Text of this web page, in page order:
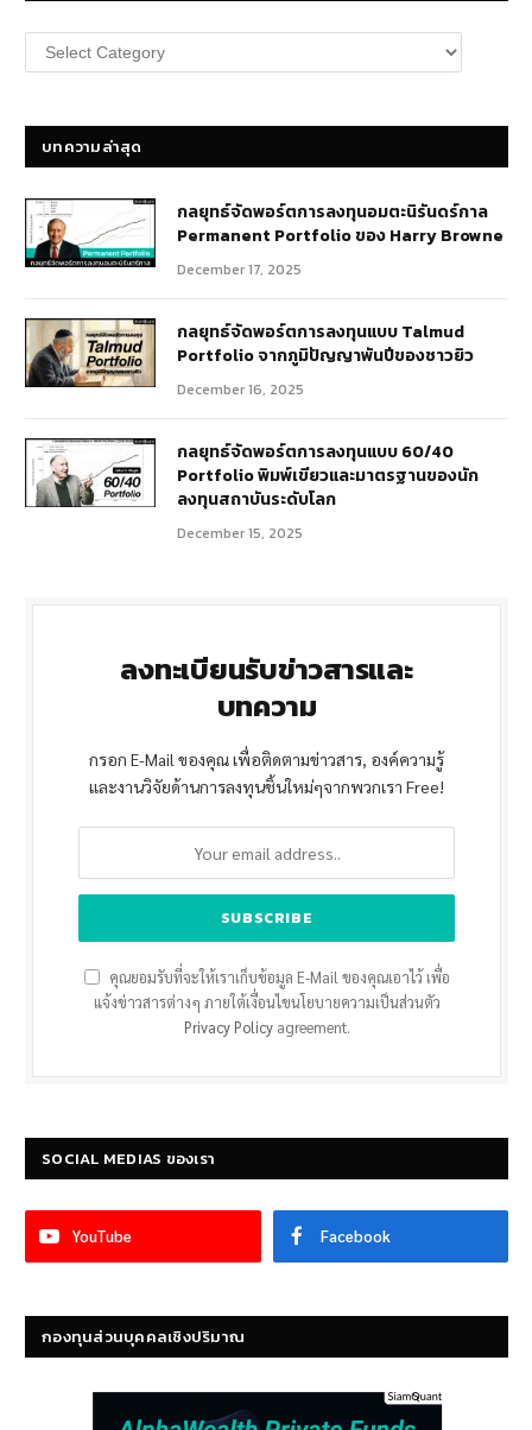
หมวด
หมู่
บทความล่าสุด
กลยุทธ์​จัดพอร์ตการลงทุนอมตะนิรันดร์กาล
Permanent Portfolio ของ Harry Browne
December 17, 2025
กลยุทธ์จัดพอร์ตการลงทุนแบบ Talmud
Portfolio จากภูมิปัญญาพันปีของชาวยิว
December 16, 2025
กลยุทธ์จัดพอร์ตการลงทุนแบบ 60/40
Portfolio พิมพ์เขียวและมาตรฐานของนัก
ลงทุนสถาบันระดับโลก
December 15, 2025
ลงทะเบียนรับข่าวสารและ
บทความ
กรอก E-Mail ของคุณ เพื่อติดตามข่าวสาร, องค์ความรู้
และงานวิจัยด้านการลงทุนชิ้นใหม่ๆจากพวกเรา Free!
คุณยอมรับที่จะให้เราเก็บข้อมูล E-Mail ของคุณเอาไว้ เพื่อ
แจ้งข่าวสารต่างๆ ภายใต้เงื่อนไขนโยบายความเป็นส่วนตัว
Privacy Policyagreement.
SOCIAL MEDIAS ของเรา
YouTube Facebook
กองทุนส่วนบุคคลเชิงปริมาณ